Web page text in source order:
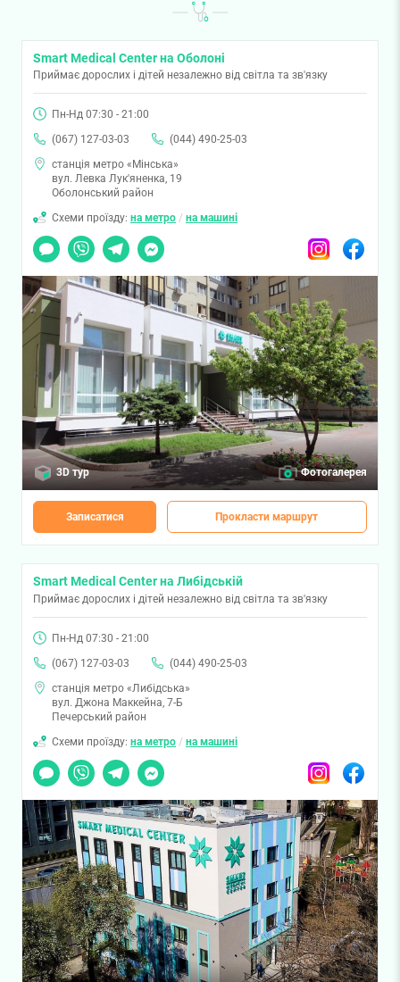
Smart Medical Center на Оболоні
Приймає дорослих і дітей незалежно від світла та зв'язку
Пн-Нд 07:30 - 21:00
(067) 127-03-03
(044) 490-25-03
станція метро «Мінська»
вул. Левка Лук'яненка, 19
Оболонський район
Схеми проїзду: на метро / на машині
Чат
Viber TelegramMessenger InstagramFacebook
3D тур Фотогалерея
Записатися Прокласти маршрут
Smart Medical Center на Либідській
Приймає дорослих і дітей незалежно від світла та зв'язку
Пн-Нд 07:30 - 21:00
(067) 127-03-03
(044) 490-25-03
станція метро «Либідська»
вул. Джона Маккейна, 7-Б
Печерський район
Схеми проїзду: на метро / на машині
Чат
Viber TelegramMessenger InstagramFacebook